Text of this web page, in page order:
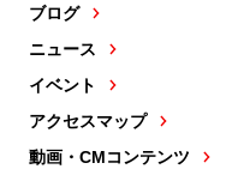
ブログ
ニュース
イベント
アクセスマップ
動画・CMコンテンツ